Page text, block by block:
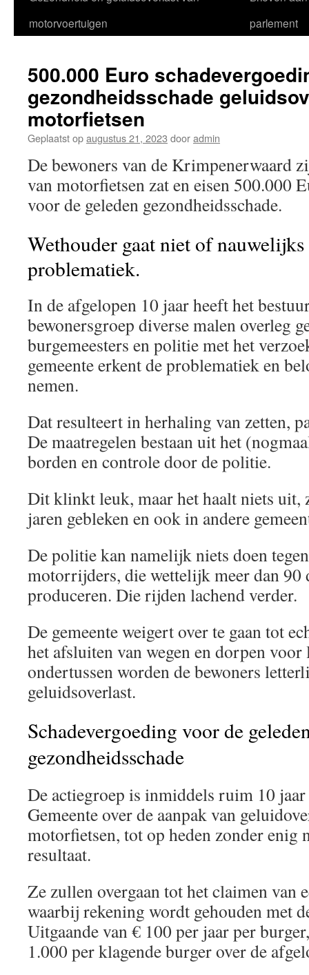
motorvoertuigen
parlement
500.000 Euro
gezondheidsschade
motorfietsen
Geplaatst opaugustus 21, 2023 dooradmin
De bewoners van de Krimpenerwaard
van motorfietsen zat en eisen 500.000
voor de geleden gezondheidsschade.
Wethouder gaat niet of
problematiek.
In de afgelopen 10 jaar heeft het
bewonersgroep diverse malen overleg
burgemeesters en politie met het
gemeente erkent de problematiek en
nemen.
Dat resulteert in herhaling van zetten,
De maatregelen bestaan uit het
borden en controle door de politie.
Dit klinkt leuk, maar het haalt niets uit,
jaren gebleken en ook in andere
De politie kan namelijk niets doen
motorrijders, die wettelijk meer dan 90
produceren. Die rijden lachend verder.
De gemeente weigert over te gaan tot
het afsluiten van wegen en dorpen
ondertussen worden de bewoners
geluidsoverlast.
Schadevergoeding voor de
gezondheidsschade
De actiegroep is inmiddels ruim 10
Gemeente over de aanpak van
motorfietsen, tot op heden zonder enig
resultaat.
Ze zullen overgaan tot het claimen van
waarbij rekening wordt gehouden met
Uitgaande van € 100 per jaar per
1.000 per klagende burger over de